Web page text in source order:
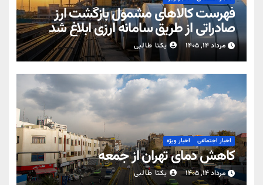
فهرست کالاهای مشمول بازگشت ارز
صادراتی از طریق سامانه ارزی ابلاغ شد
مرداد ۱۴, ۱۴۰۵ یکتا طالبی
اخبار اجتماعی اخبار ویژه
کاهش دمای تهران از جمعه
مرداد ۱۴, ۱۴۰۵ یکتا طالبی